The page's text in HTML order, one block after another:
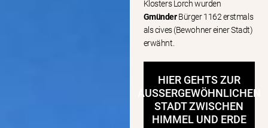
Klosters Lorch wurden
GmünderBürger 1162 erstmals
als cives (Bewohner einer Stadt)
erwähnt.
HIER GEHTS ZUR
AUSSERGEWÖHNLICHEN S
TADT ZWISCHEN H
IMMEL UND ERDE